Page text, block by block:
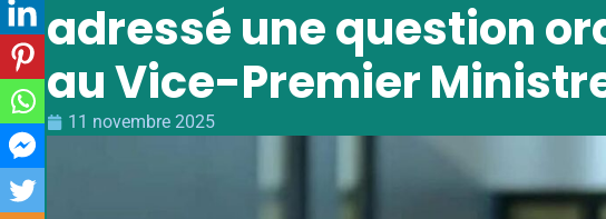
adressé une question
au Vice-Premier
11 novembre 2025